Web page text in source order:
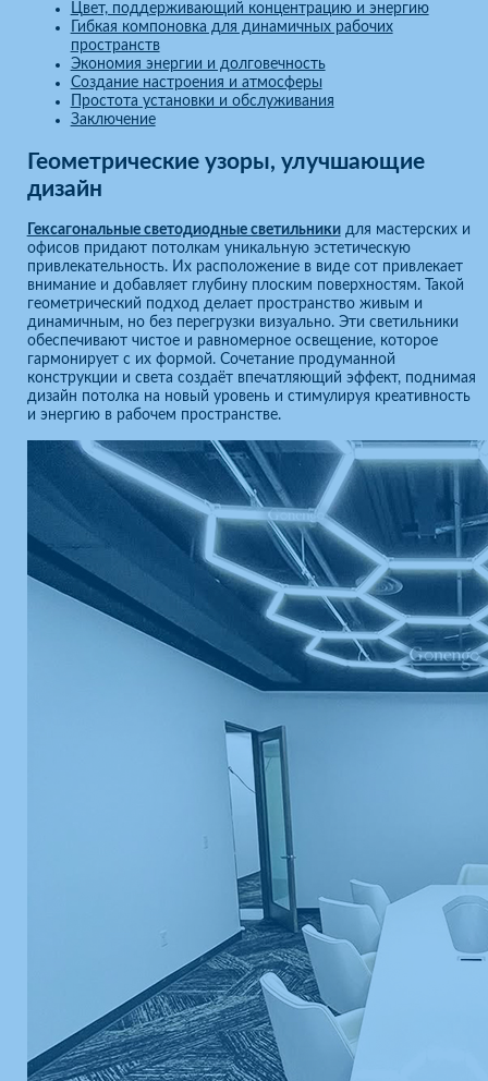
Цвет, поддерживающий концентрацию и энергию
Гибкая компоновка для динамичных рабочих
пространств
Экономия энергии и долговечность
Создание настроения и атмосферы
Простота установки и обслуживания
Заключение
Геометрические узоры, улучшающие
дизайн
Гексагональные светодиодные светильникидля мастерских и
офисов придают потолкам уникальную эстетическую
привлекательность. Их расположение в виде сот привлекает
внимание и добавляет глубину плоским поверхностям. Такой
геометрический подход делает пространство живым и
динамичным, но без перегрузки визуально. Эти светильники
обеспечивают чистое и равномерное освещение, которое
гармонирует с их формой. Сочетание продуманной
конструкции и света создаёт впечатляющий эффект, поднимая
дизайн потолка на новый уровень и стимулируя креативность
и энергию в рабочем пространстве.